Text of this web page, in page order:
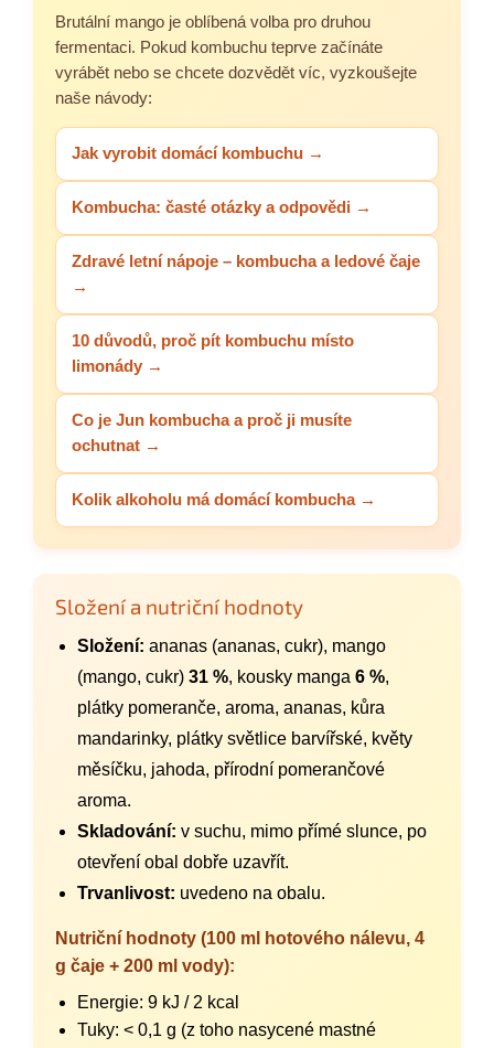
Brutální mango je oblíbená volba pro druhou
fermentaci. Pokud kombuchu teprve začínáte
vyrábět nebo se chcete dozvědět víc, vyzkoušejte
naše návody:
Jak vyrobit domácí kombuchu →
Kombucha: časté otázky a odpovědi →
Zdravé letní nápoje – kombucha a ledové čaje
→
10 důvodů, proč pít kombuchu místo
limonády →
Co je Jun kombucha a proč ji musíte
ochutnat →
Kolik alkoholu má domácí kombucha →
Složení a nutriční hodnoty
Složení: ananas (ananas, cukr), mango
(mango, cukr) 31 %, kousky manga 6 %,
plátky pomeranče, aroma, ananas, kůra
mandarinky, plátky světlice barvířské, květy
měsíčku, jahoda, přírodní pomerančové
aroma.
Skladování: v suchu, mimo přímé slunce, po
otevření obal dobře uzavřít.
Trvanlivost: uvedeno na obalu.
Nutriční hodnoty (100 ml hotového nálevu, 4
g čaje + 200 ml vody):
Energie: 9 kJ / 2 kcal
Tuky: < 0,1 g (z toho nasycené mastné